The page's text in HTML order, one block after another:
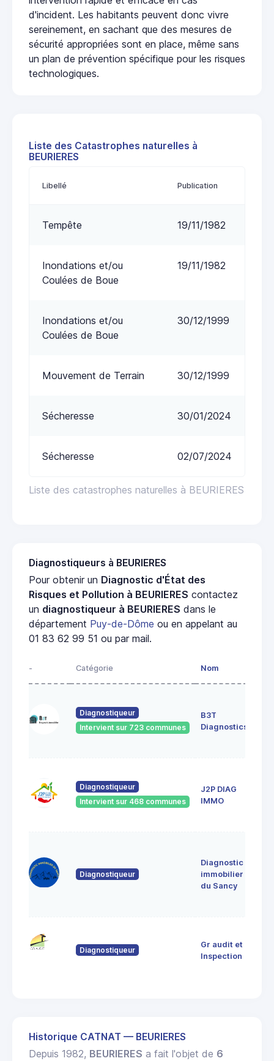
d'incident. Les habitants peuvent donc vivre
sereinement, en sachant que des mesures de
sécurité appropriées sont en place, même sans
un plan de prévention spécifique pour les risques
technologiques.
Liste des Catastrophes naturelles à
BEURIERES
Liste des catastrophes naturelles à BEURIERES
Libellé Publication
Tempête 19/11/1982
Inondations et/ou
Coulées de Boue
19/11/1982
Inondations et/ou
Coulées de Boue
30/12/1999
Mouvement de Terrain 30/12/1999
Sécheresse 30/01/2024
Sécheresse 02/07/2024
Diagnostiqueurs à BEURIERES
Pour obtenir un Diagnostic d'État des
Risques et Pollution à BEURIERES contactez
un diagnostiqueur à BEURIERES dans le
département Puy-de-Dôme ou en appelant au
01 83 62 99 51 ou par mail.
- Catégorie Nom
Diagnostiqueur
Intervient sur 723 communes
B3T
Diagnostics
Diagnostiqueur
Intervient sur 468 communes
J2P DIAG
IMMO
Diagnostiqueur
Diagnostic
immobilier
du Sancy
Diagnostiqueur
Gr audit et
Inspection
Historique CATNAT — BEURIERES
Depuis 1982, BEURIERES a fait l'objet de 6